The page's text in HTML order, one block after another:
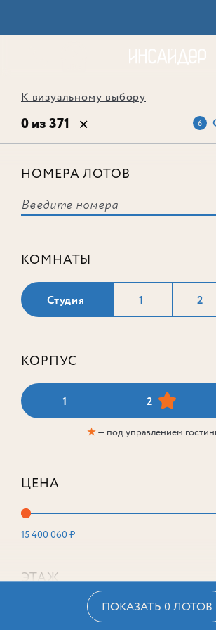
К визуальному выбору
0 из 371 6
НОМЕРА ЛОТОВ
КОМНАТЫ
Студия 1 2
КОРПУС
1 2
★— под управлением
ЦЕНА
15 400 060 ₽
ЭТАЖ
ПОКАЗАТЬ 0 ЛОТОВ
соответствует ни